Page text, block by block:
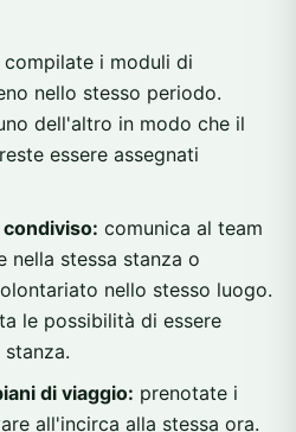
compilate i moduli di
nello stesso periodo.
dell'altro in modo che il
essere assegnati
comunica al team
nella stessa stanza o
nello stesso luogo.
le possibilità di essere
di viaggio: prenotate i
all'incirca alla stessa ora.